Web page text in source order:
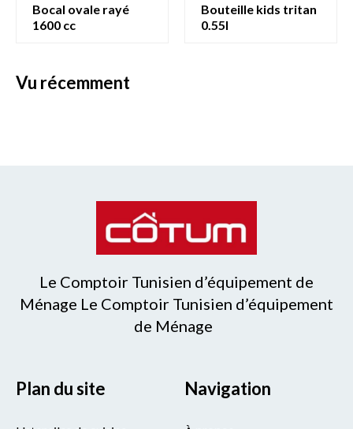
bocal ovale rayé
1600 cc
bouteille kids tritan
0.55l
vu récemment
Le Comptoir Tunisien d’équipement de
Ménage Le Comptoir Tunisien d’équipement
de Ménage
Plan du site Navigation